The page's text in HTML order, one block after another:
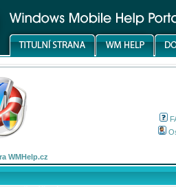
WMHelp.cz